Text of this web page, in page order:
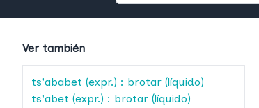
Ver también
ts'ababet (expr.) : brotar (líquido)
ts'abet (expr.) : brotar (líquido)